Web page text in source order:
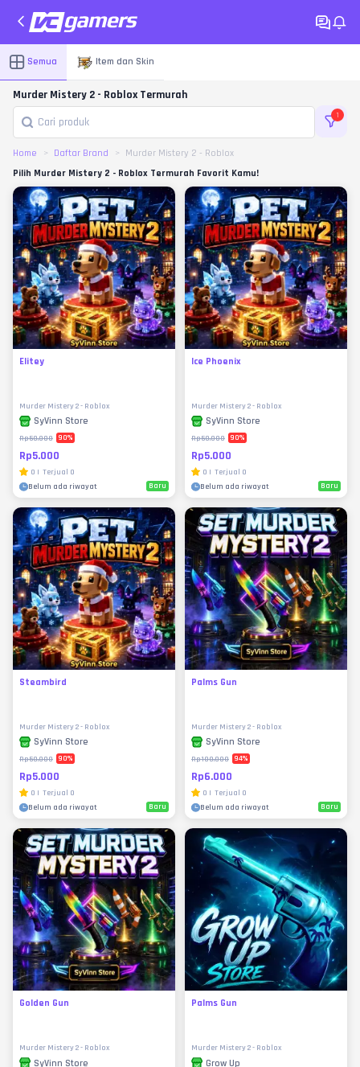
Semua Item dan Skin
Murder Mistery 2 - Roblox Termurah
1
Home Daftar Brand
Murder Mistery 2 - Roblox
Pilih Murder Mistery 2 - Roblox Termurah Favorit Kamu!
Elitey
Murder Mistery 2 - Roblox
SyVinn Store
Rp50.000 90%
Rp5.000
0 | Terjual 0
Belum ada riwayat
Baru
Ice Phoenix
Murder Mistery 2 - Roblox
SyVinn Store
Rp50.000 90%
Rp5.000
0 | Terjual 0
Belum ada riwayat
Baru
Steambird
Murder Mistery 2 - Roblox
SyVinn Store
Rp50.000 90%
Rp5.000
0 | Terjual 0
Belum ada riwayat
Baru
Palms Gun
Murder Mistery 2 - Roblox
SyVinn Store
Rp100.000 94%
Rp6.000
0 | Terjual 0
Belum ada riwayat
Baru
Golden Gun
Murder Mistery 2 - Roblox
SyVinn Store
Palms Gun
Murder Mistery 2 - Roblox
Grow Up